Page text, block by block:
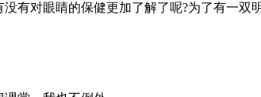
有对眼睛的保健更加了解了呢?为了有一双